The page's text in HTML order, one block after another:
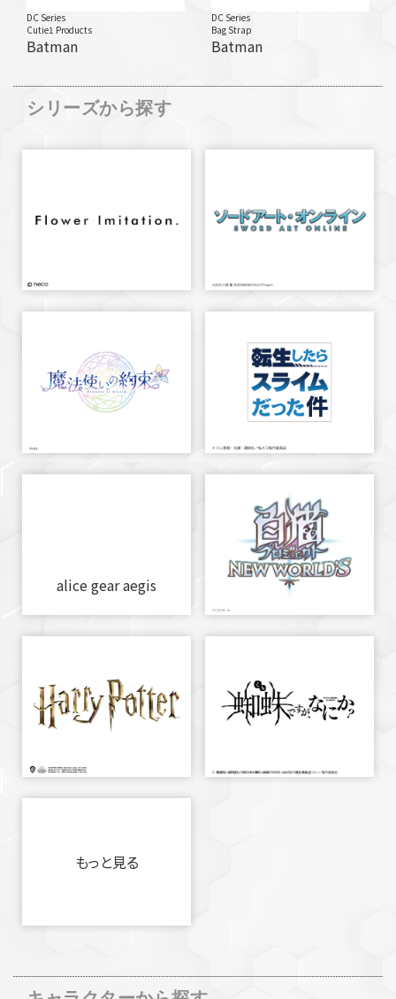
DC Series
Cutie1 Products
Batman
DC Series
Bag Strap
Batman
シリーズから探す
alice gear aegis
もっと見る